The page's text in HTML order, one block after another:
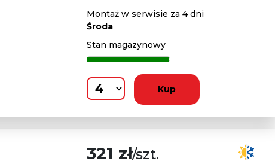
Montaż w serwisie za 4 dni
Środa
Stan magazynowy
Kup
321 zł/szt.